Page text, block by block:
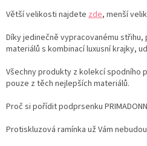
Větší velikosti najdete zde, menší
Díky jedinečně vypracovanému
materiálů s kombinací luxusní krajky,
Všechny produkty z kolekcí spodního
pouze z těch nejlepších materiálů.
Proč si pořídit podprsenku
Protiskluzová ramínka už Vám